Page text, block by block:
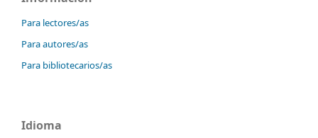
Para lectores/as
Para autores/as
Para bibliotecarios/as
Idioma